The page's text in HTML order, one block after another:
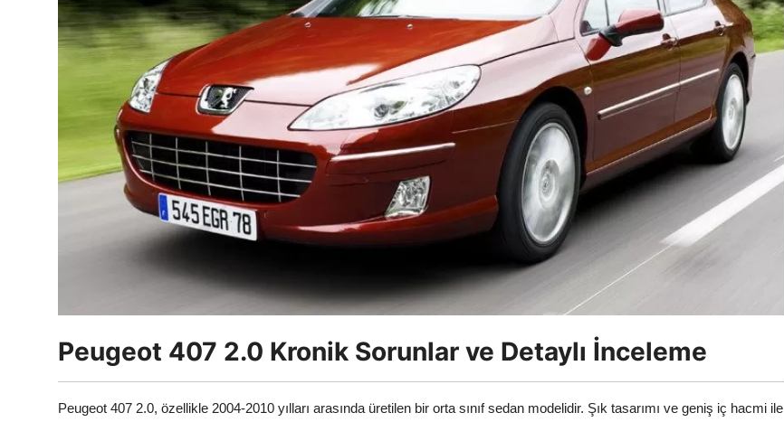
Lastik & Jant
Yağlar & Sıvılar
LPG & Yakıt
Elektrik & Akü
Klima & Konfor
Aydınlatma & Görüş
Şanzıman & Aktarma
Peugeot 407 2.0 Kronik Sorunlar ve Detaylı İnceleme
Peugeot 407 2.0, özellikle 2004-2010 yılları arasında üretilen bir orta sınıf sedan modelidir. Şık tasarımı ve geniş iç hacmi ile